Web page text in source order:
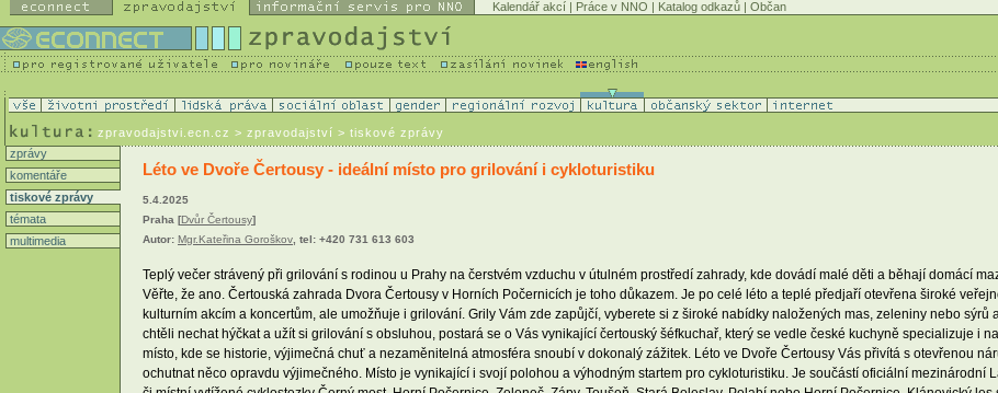
Kalendář akcí | Práce v NNO | Katalog odkazů | Občan
zpravodajstvi.ecn.cz > zpravodajství > tiskové zprávy
zprávy
komentáře
tiskové zprávy
témata
multimedia
Léto ve Dvoře Čertousy - ideální místo pro grilování i cykloturistiku
5.4.2025
Praha [Dvůr Čertousy]
Autor: Mgr.Kateřina Goroškov, tel: +420 731 613 603
Teplý večer strávený při grilování s rodinou u Prahy na čerstvém vzduchu v útulném prostředí zahrady, kde dovádí malé děti a běhají domácí
Věřte, že ano. Čertouská zahrada Dvora Čertousy v Horních Počernicích je toho důkazem. Je po celé léto a teplé předjaří otevřena široké
kulturním akcím a koncertům, ale umožňuje i grilování. Grily Vám zde zapůjčí, vyberete si z široké nabídky naložených mas, zeleniny nebo sýrů
chtěli nechat hýčkat a užít si grilování s obsluhou, postará se o Vás vynikající čertouský šéfkuchař, který se vedle české kuchyně specializuje i
místo, kde se historie, výjimečná chuť a nezaměnitelná atmosféra snoubí v dokonalý zážitek. Léto ve Dvoře Čertousy Vás přivítá s otevřenou
ochutnat něco opravdu výjimečného. Místo je vynikající i svojí polohou a výhodným startem pro cykloturistiku. Je součástí oficiální mezinárodní